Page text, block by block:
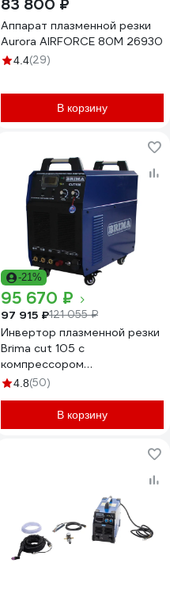
83 800 ₽
Аппарат плазменной резки
Aurora AIRFORCE 80M 26930
4.4(29)
В корзину
-21%
95 670 ₽
97 915 ₽121 055 ₽
Инвертор плазменной резки
Brima cut 105 с
компрессором
НП000001236
4.8(50)
В корзину